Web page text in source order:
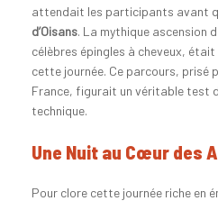
attendait les participants avant
d’Oisans. La mythique ascension
célèbres épingles à cheveux,
cette journée. Ce parcours, prisé
France, figurait un véritable test
technique.
Une Nuit au Cœur des
Pour clore cette journée riche en